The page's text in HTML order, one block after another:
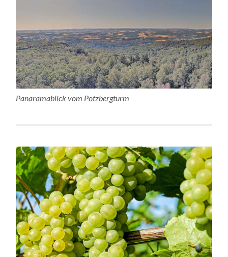
Panaramablick vom Potzbergturm